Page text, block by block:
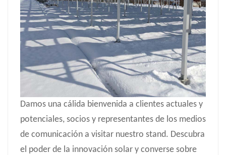
Damos una cálida bienvenida a clientes actuales y
potenciales, socios y representantes de los medios
de comunicación a visitar nuestro stand. Descubra
el poder de la innovación solar y converse sobre